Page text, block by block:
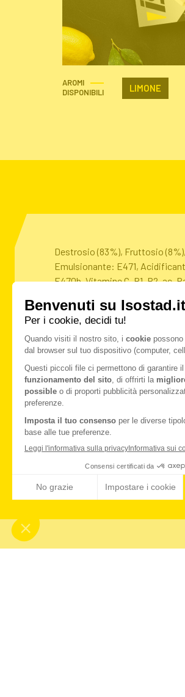
AROMI
DISPONIBILI
LIMONE
Destrosio (83%), Fruttosio
Emulsionante: E471,
E470b, Vitamine C, B1, B2, ac.